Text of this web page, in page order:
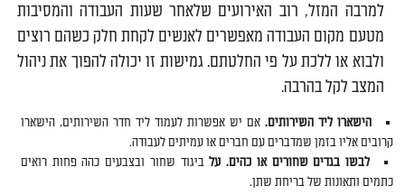
למרבה המזל, רוב האירועים שלאחר שעות העבודה והמסיבות
מטעם מקום העבודה מאפשרים לאנשים לקחת חלק כשהם רוצים
ולבוא או ללכת על פי החלטתם. גמישות זו יכולה להפוך את ניהול
המצב לקל בהרבה.
הישארו ליד השירותים.אם יש אפשרות לעמוד ליד חדר השירותים, הישארו
קרובים אליו בזמן שמדברים עם חברים או עמיתים לעבודה.
לבשו בגדים שחורים או כהים. עלביגוד שחור ובצבעים כהה פחות רואים
כתמים ותאונות של בריחת שתן.